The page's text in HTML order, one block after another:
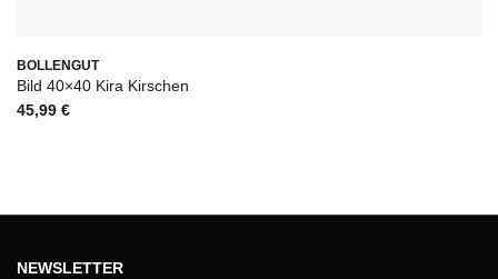
BOLLENGUT
Bild 40×40 Kira Kirschen
45,99 €
NEWSLETTER